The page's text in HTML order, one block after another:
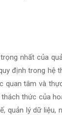
nhất của
định trong hệ
tâm và
thức của
quản lý dữ